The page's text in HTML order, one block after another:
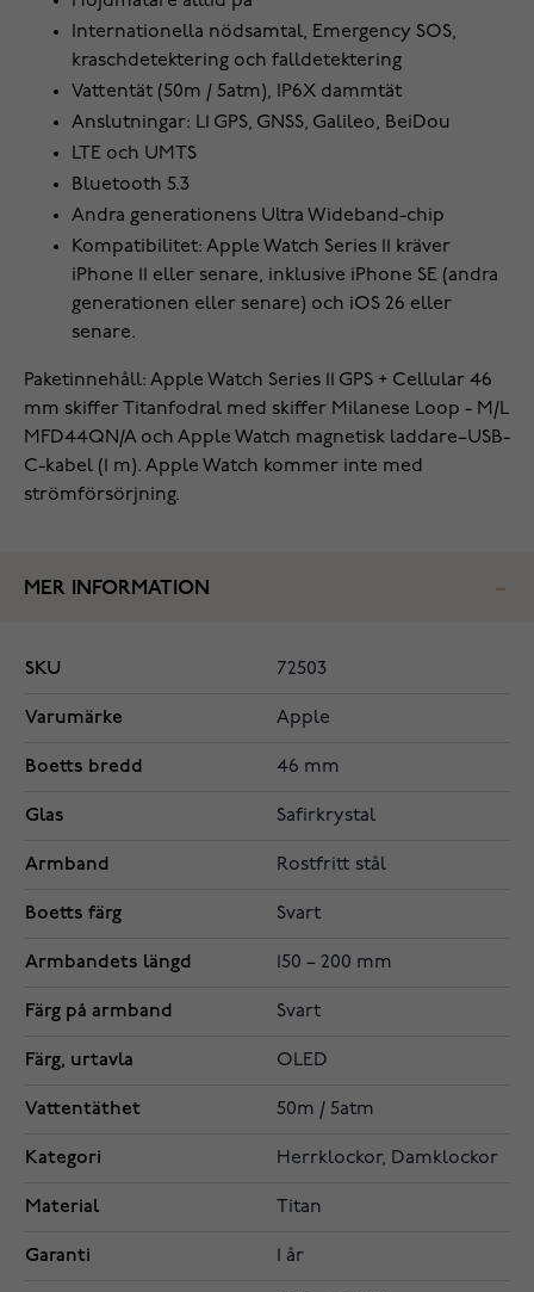
Internationella nödsamtal, Emergency SOS,
kraschdetektering och falldetektering
Vattentät (50m / 5atm), IP6X dammtät
Anslutningar: L1 GPS, GNSS, Galileo, BeiDou
LTE och UMTS
Bluetooth 5.3
Andra generationens Ultra Wideband-chip
Kompatibilitet: Apple Watch Series 11 kräver
iPhone 11 eller senare, inklusive iPhone SE (andra
generationen eller senare) och iOS 26 eller
senare.
Paketinnehåll: Apple Watch Series 11 GPS + Cellular 46
mm skiffer Titanfodral med skiffer Milanese Loop - M/L
MFD44QN/A och Apple Watch magnetisk laddare–USB-
C-kabel (1 m). Apple Watch kommer inte med
strömförsörjning.
MER INFORMATION
SKU 72503
Varumärke Apple
Boetts bredd 46 mm
Glas Safirkrystal
Armband Rostfritt stål
Boetts färg Svart
Armbandets längd 150 – 200 mm
Färg på armband Svart
Färg, urtavla OLED
Vattentäthet 50m / 5atm
Kategori Herrklockor, Damklockor
Material Titan
Garanti 1 år